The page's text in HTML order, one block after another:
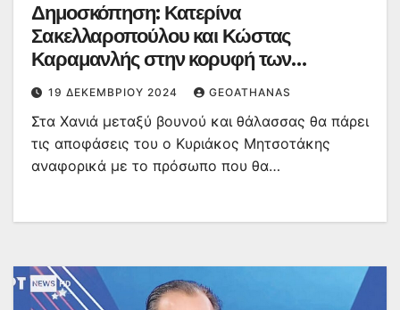
Δημοσκόπηση: Κατερίνα
Σακελλαροπούλου και Κώστας
Καραμανλής στην κορυφή των
προτιμήσεων για ΠτΔ
19 ΔΕΚΕΜΒΡΊΟΥ 2024 GEOATHANAS
Στα Χανιά μεταξύ βουνού και θάλασσας θα πάρει
τις αποφάσεις του ο Κυριάκος Μητσοτάκης
αναφορικά με το πρόσωπο που θα…